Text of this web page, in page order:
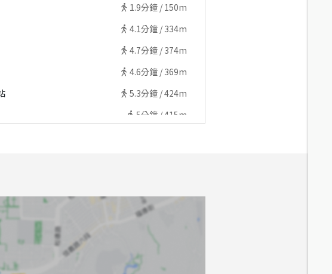
1.9分鐘 / 150m
4.1分鐘 / 334m
4.7分鐘 / 374m
4.6分鐘 / 369m
5.3分鐘 /424m
5分鐘 / 415m